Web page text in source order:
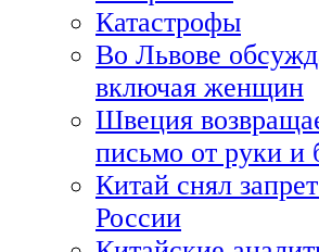
Катастрофы
Во Львове
включая женщин
Швеция
письмо от руки и
Китай снял
России